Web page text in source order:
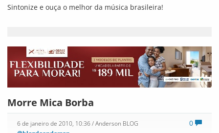
O velório está acontecendo na Loja Maçônica Fraternidade
Morre o Irmão Mamedi Lemos
Por Junior Patente